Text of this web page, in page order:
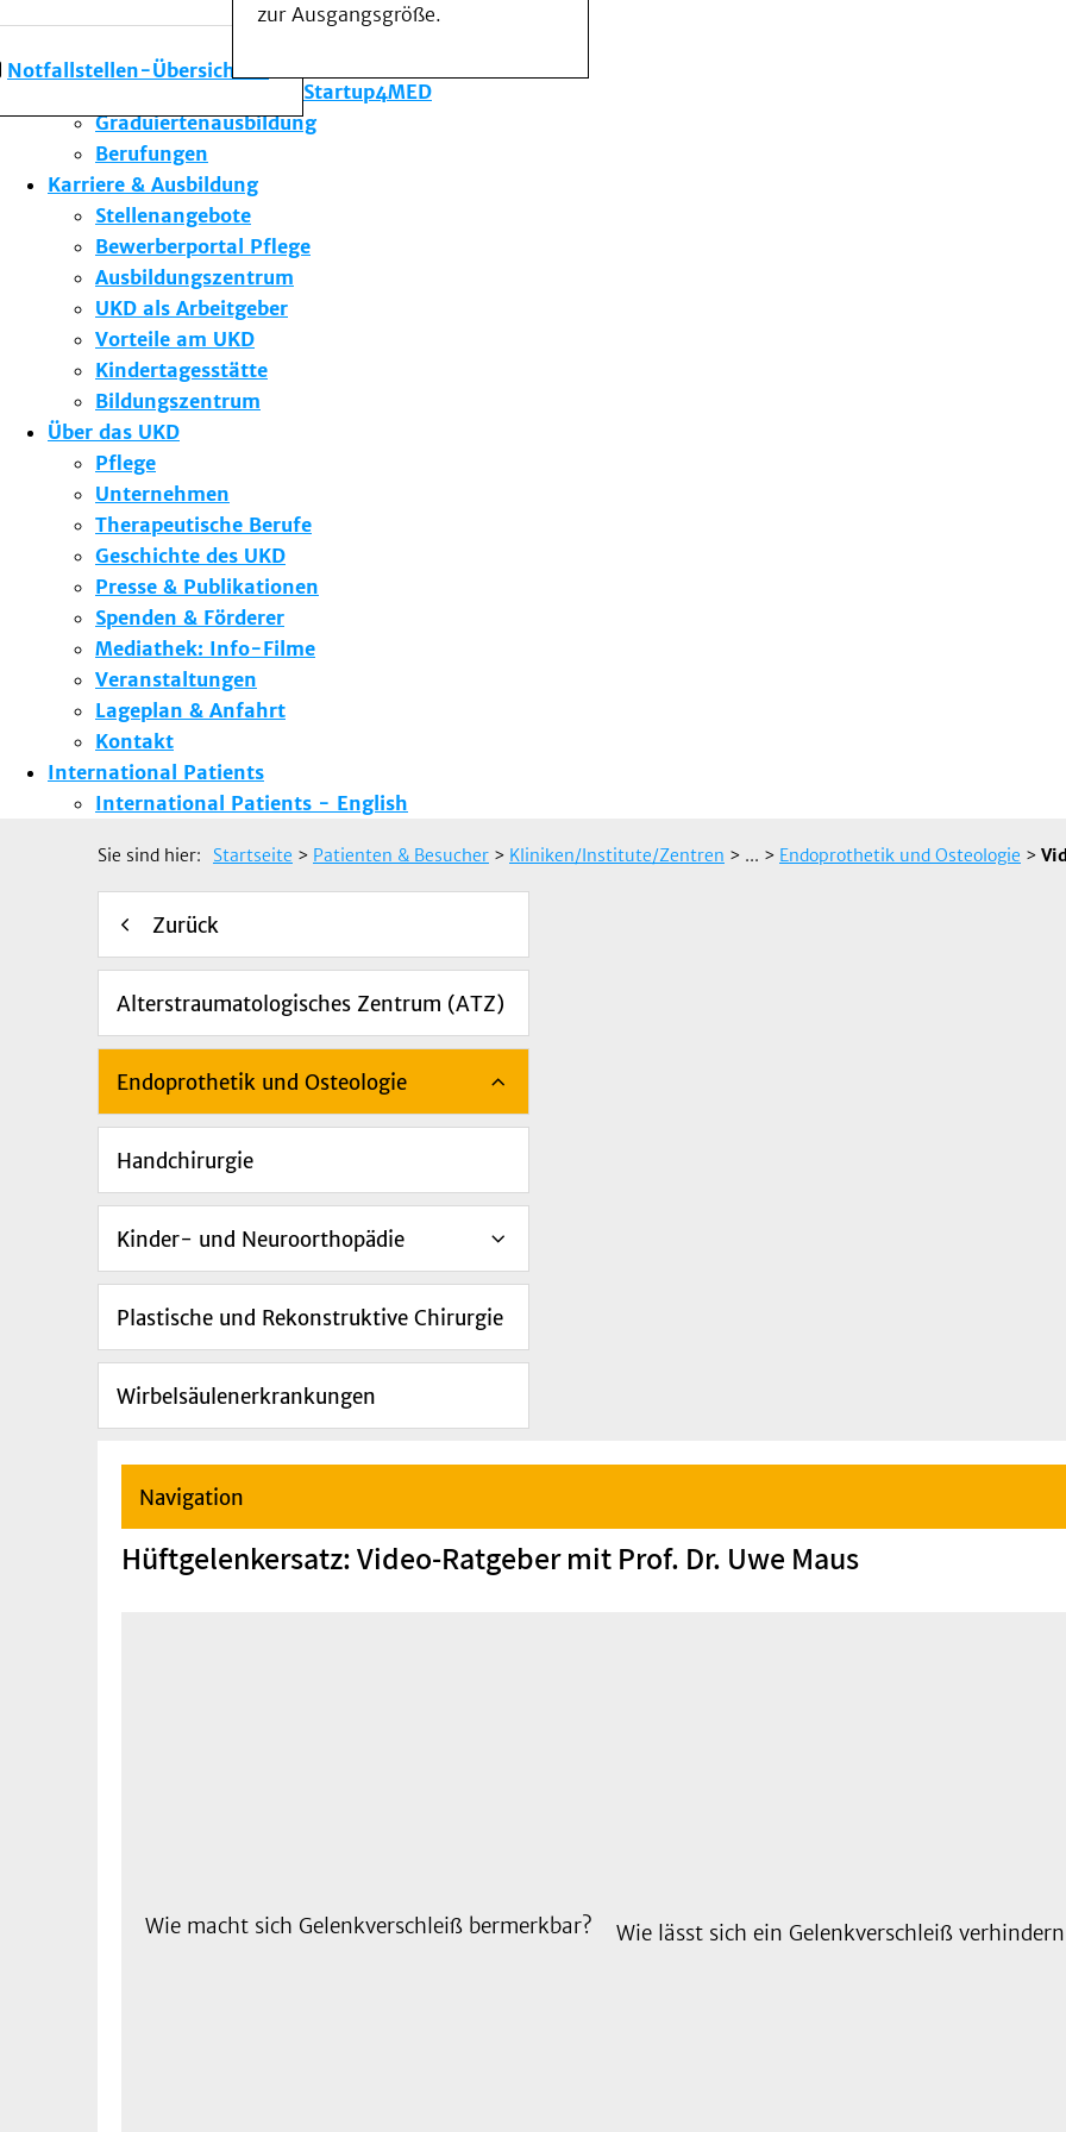
Notfallstellen-Übersicht
zur Ausgangsgröße.
Forschung am UKD
Studium & Lehre
Gründungsförderung Startup4MED
Graduiertenausbildung
Berufungen
Karriere & Ausbildung
Stellenangebote
Bewerberportal Pflege
Ausbildungszentrum
UKD als Arbeitgeber
Vorteile am UKD
Kindertagesstätte
Bildungszentrum
Über das UKD
Pflege
Unternehmen
Therapeutische Berufe
Geschichte des UKD
Presse & Publikationen
Spenden & Förderer
Mediathek: Info-Filme
Veranstaltungen
Lageplan & Anfahrt
Kontakt
International Patients
International Patients - English
Sie sind hier: Startseite > Patienten & Besucher > Kliniken/Institute/Zentren > ... > Endoprothetik und Osteologie >
Zurück
Alterstraumatologisches Zentrum (ATZ)
Endoprothetik und Osteologie
Handchirurgie
Kinder- und Neuroorthopädie
Plastische und Rekonstruktive Chirurgie
Wirbelsäulenerkrankungen
Navigation
Hüftgelenkersatz: Video-Ratgeber mit Prof. Dr. Uwe Maus
Wie macht sich Gelenkverschleiß bermerkbar? Wie lässt sich ein Gelenkverschleiß